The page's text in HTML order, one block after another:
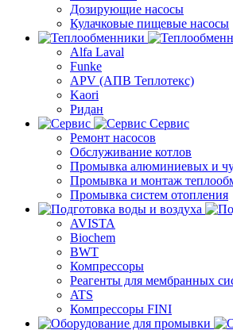
Дозирующие насосы
Кулачковые пищевые насосы
Alfa Laval
Funke
APV (АПВ Теплотекс)
Kaori
Ридан
Сервис
Ремонт насосов
Обслуживание котлов
Промывка алюминиевых и
Промывка и монтаж
Промывка систем отопления
AVISTA
Biochem
BWT
Компрессоры
Реагенты для мембранных
ATS
Компрессоры FINI